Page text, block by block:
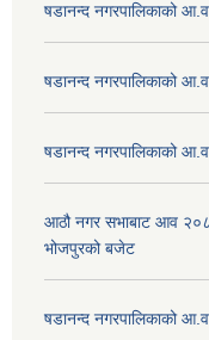
षडानन्द नगरपालिकाको
षडानन्द नगरपालिकाको
षडानन्द नगरपालिकाको
आठौ नगर सभाबाट आव
भोजपुरको बजेट
षडानन्द नगरपालिकाको